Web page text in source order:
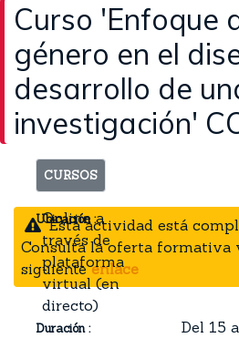
Curso 'Enfoque
género en el
desarrollo de
investigación'
CURSOS
Esta actividad está
Consulta la oferta formativa
siguienteenlace
Ubicación :
Online a
través de
plataforma
virtual (en
directo)
Duración :
Del 15